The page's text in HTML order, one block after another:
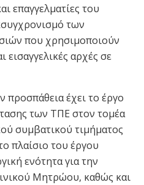
επαγγελματίες του
των
που χρησιμοποιούν
εισαγγελικές αρχές σε
προσπάθεια έχει το έργο
των ΤΠΕ στον τομέα
συμβατικού τιμήματος
πλαίσιο του έργου
ενότητα για την
Μητρώου, καθώς και